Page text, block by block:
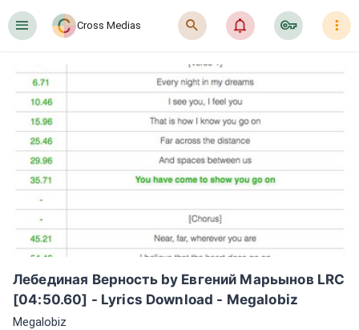
󰍜 Cross Medias 󰍉 󰂜 󰷖 󰇙
Лебединая Верность by Евгений Марьынов LRC
[04:50.60] - Lyrics Download - Megalobiz
Megalobiz